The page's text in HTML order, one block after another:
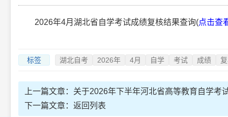
2026年4月湖北省自学考试成绩复核结果查询(点击查
标签 湖北自考 2026年 4月 自学 考试 成绩
上一篇文章： 关于2026年下半年河北省高等教育自学考
下一篇文章： 返回列表